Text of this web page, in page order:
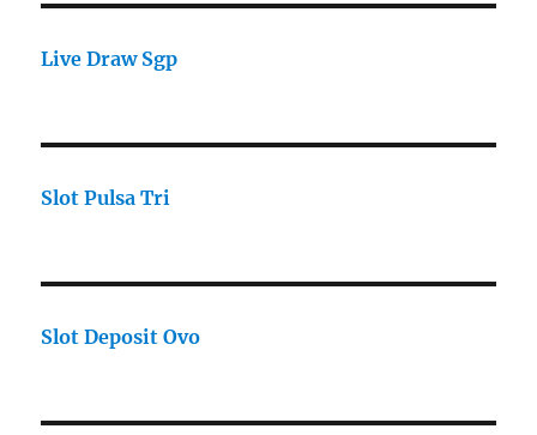
Live Draw Sgp
Slot Pulsa Tri
Slot Deposit Ovo